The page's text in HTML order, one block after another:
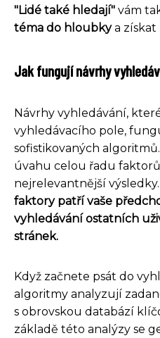
"Lidé také hledají" vám
téma do hloubkya získat
Jak fungují návrhy
Návrhy vyhledávání,
vyhledávacího pole,
sofistikovaných
úvahu celou řadu
nejrelevantnější
faktory patří vaše
vyhledávání ostatních
stránek.
Když začnete psát do
algoritmy analyzují
s obrovskou databází
základě této analýzy se